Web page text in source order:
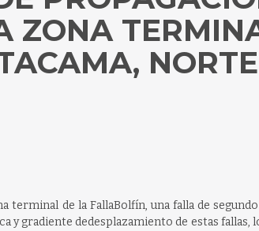
ZONA
de la FallaBolfín, una falla de
y gradiente dedesplazamiento de estas fallas,